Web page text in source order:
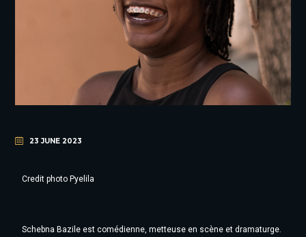
23 JUNE 2023
Credit photo Pyelila
Schebna Bazile est comédienne, metteuse en scène et dramaturge.